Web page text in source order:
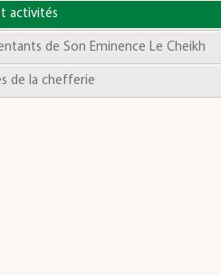
activités
de Son Eminence Le Cheikh
de la chefferie